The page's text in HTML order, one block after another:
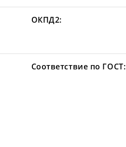
ОКПД2:
Соответствие по ГОСТ: